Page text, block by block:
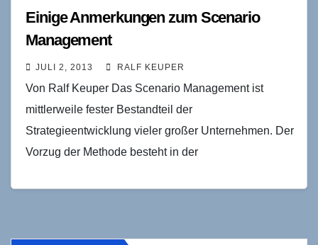
Einige Anmerkungen zum Scenario
Management
JULI 2, 2013 RALF KEUPER
Von Ralf Keuper Das Scenario Management ist
mittlerweile fester Bestandteil der
Strategieentwicklung vieler großer Unternehmen. Der
Vorzug der Methode besteht in der